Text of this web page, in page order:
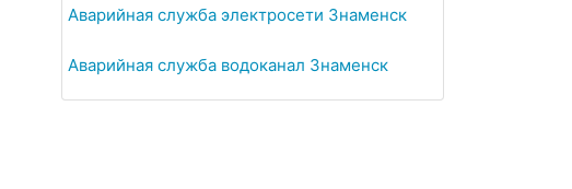
Аварийная служба электросети Знаменск
Аварийная служба водоканал Знаменск